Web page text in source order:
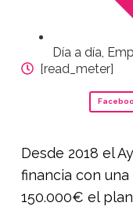
Día a día,
[read_meter]
Desde 2018 el
financia con
150.000€ el